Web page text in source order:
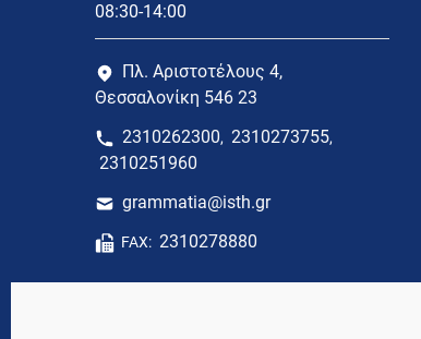
08:30-14:00
Πλ. Αριστοτέλους 4,
Θεσσαλονίκη 546 23
2310262300, 2310273755,
2310251960
grammatia@isth.gr
FAX: 2310278880